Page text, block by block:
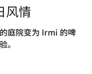
风情
庭院变为 Irmi 的啤
。